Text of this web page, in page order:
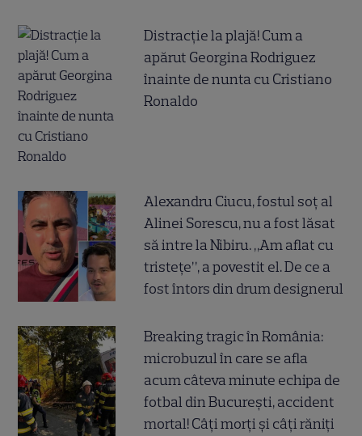
Distracție la plajă! Cum a
apărut Georgina Rodriguez
înainte de nunta cu Cristiano
Ronaldo
Alexandru Ciucu, fostul soț al
Alinei Sorescu, nu a fost lăsat
să intre la Nibiru. „Am aflat cu
tristețe”, a povestit el. De ce a
fost întors din drum designerul
Breaking tragic în România:
microbuzul în care se afla
acum câteva minute echipa de
fotbal din București, accident
mortal! Câți morți și câți răniți